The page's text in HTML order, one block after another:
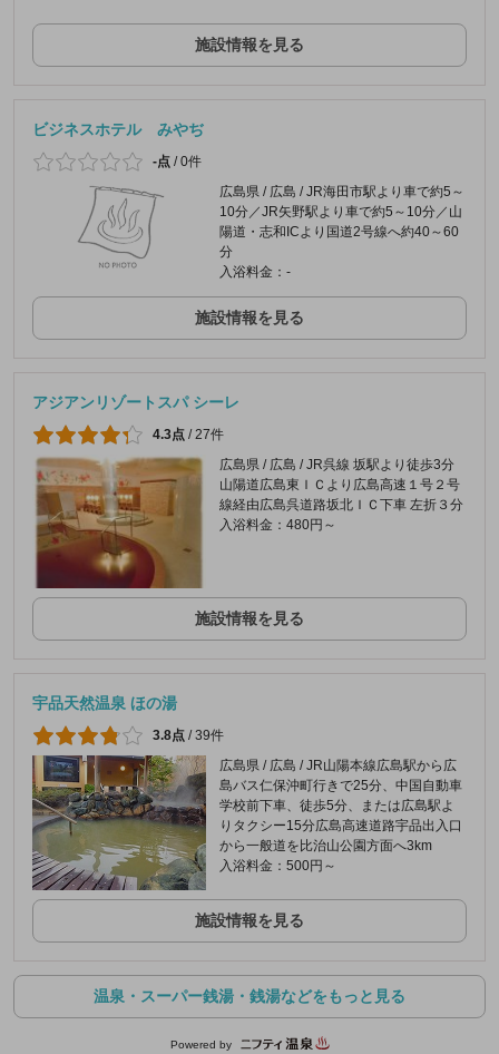
施設情報を見る
ビジネスホテル みやぢ
-点 /0件
広島県 / 広島 / JR海田市駅より車で約5～
10分／JR矢野駅より車で約5～10分／山
陽道・志和ICより国道2号線へ約40～60
分
入浴料金：-
施設情報を見る
アジアンリゾートスパ シーレ
4.3点 /27件
広島県 / 広島 / JR呉線 坂駅より徒歩3分
山陽道広島東ＩＣより広島高速１号２号
線経由広島呉道路坂北ＩＣ下車 左折３分
入浴料金：480円～
施設情報を見る
宇品天然温泉 ほの湯
3.8点 /39件
広島県 / 広島 / JR山陽本線広島駅から広
島バス仁保沖町行きで25分、中国自動車
学校前下車、徒歩5分、または広島駅よ
りタクシー15分広島高速道路宇品出入口
から一般道を比治山公園方面へ3km
入浴料金：500円～
施設情報を見る
温泉・スーパー銭湯・銭湯などをもっと見る
Powered by